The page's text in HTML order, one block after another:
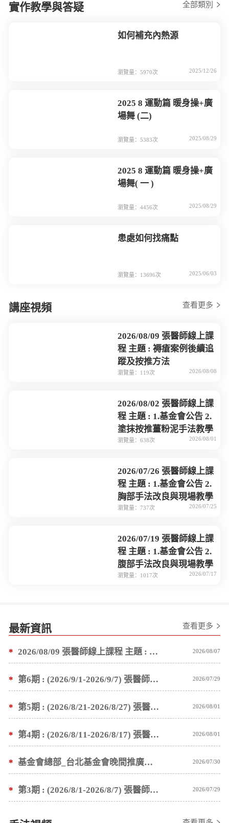
實作教學與答疑 全部類別
如何補充內熱源
瀏覽量：5970次 2025/12/26
2025 8 運動篇 暖身操+廣
場舞 (二)
瀏覽量：5383次 2025/08/29
2025 8 運動篇 暖身操+廣
場舞( 一 )
瀏覽量：4456次 2025/08/29
患處如何找痛點
瀏覽量：13696次 2025/06/03
講座視頻 查看更多
2026/08/09 張醫師線上課
程 主題 : 褥瘡案例後續追
蹤及按推方法
瀏覽量：119次 2026/08/08
2026/08/02 張醫師線上課
程 主題 : 1.基金會公告 2.
塗抹按推薑粉泥手法教學
瀏覽量：638次 2026/08/01
2026/07/26 張醫師線上課
程 主題 : 1.基金會公告 2.
胸部手法改良與現場教學
瀏覽量：737次 2026/07/25
2026/07/19 張醫師線上課
程 主題 : 1.基金會公告 2.
腹部手法改良與現場教學
瀏覽量：1017次 2026/07/17
最新資訊 查看更多
* 2026/08/09 張醫師線上課程 主題 : 褥瘡案例後續追蹤 及按推方法 2026/08/07
* 第6期 : (2026/9/1-2026/9/7) 張醫師親自培訓手法 廣州基礎班7 天錄取名單公告 2026/07/29
* 第5期 : (2026/8/21-2026/8/27) 張醫師親自培訓手法 廣州基礎班7 天錄取名單公告 2026/08/01
* 第4期 : (2026/8/11-2026/8/17) 張醫師親自培訓手法 廣州基礎班7 天錄取名單公告 2026/08/01
* 基金會總部_台北基金會晚間推廣暫停服務公告 2026/07/30
* 第3期 : (2026/8/1-2026/8/7) 張醫師親自培訓手法 廣州基礎班7 天錄取名單公告 2026/07/29